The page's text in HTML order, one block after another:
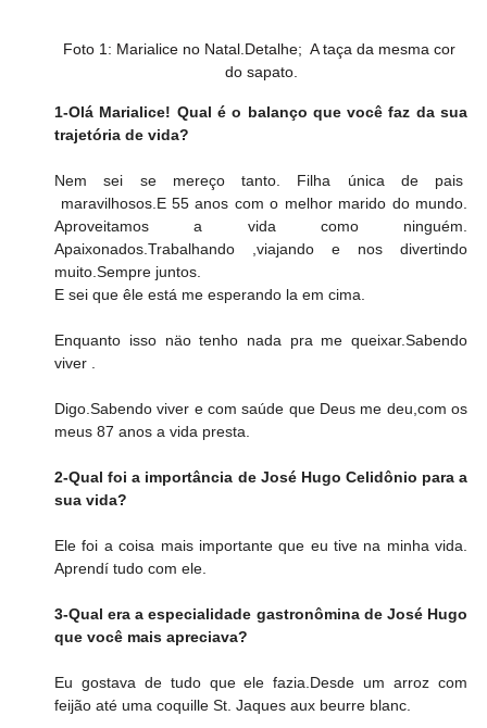
Foto 1: Marialice no Natal.Detalhe;  A taça da mesma cor
do sapato.
1-Olá Marialice! Qual é o balanço que você faz da sua
trajetória de vida?
Nem sei se mereço tanto. Filha única de pais
maravilhosos.E 55 anos com o melhor marido do mundo.
Aproveitamos a vida como ninguém.
Apaixonados.Trabalhando ,viajando e nos divertindo
muito.Sempre juntos.
E sei que êle está me esperando la em cima.
Enquanto isso näo tenho nada pra me queixar.Sabendo
viver .
Digo.Sabendo viver e com saúde que Deus me deu,com os
meus 87 anos a vida presta.
2-Qual foi a importância de José Hugo Celidônio para a
sua vida?
Ele foi a coisa mais importante que eu tive na minha vida.
Aprendí tudo com ele.
3-Qual era a especialidade gastronômina de José Hugo
que você mais apreciava?
Eu gostava de tudo que ele fazia.Desde um arroz com
feijão até uma coquille St. Jaques aux beurre blanc.